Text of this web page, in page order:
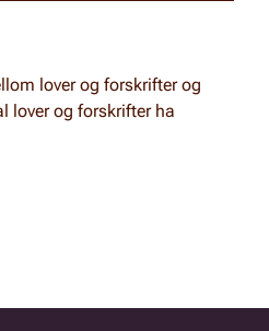
lover og forskrifter og
lover og forskrifter ha